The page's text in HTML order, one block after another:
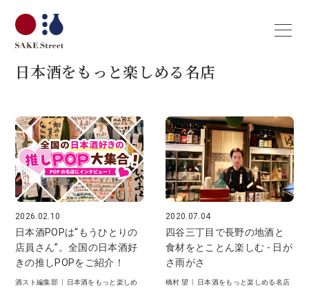
日本酒をもっと楽しめる名店
2026.02.10
日本酒POPは“もうひとりの
店員さん”。全国の日本酒好
きの推しPOPをご紹介！
酒スト編集部|
日本酒をもっと楽しめ
2020.07.04
四谷三丁目で長野の地酒と
食材をとことん楽しむ - 日が
さ雨がさ
橋村 望 日本酒をもっと楽しめる名店